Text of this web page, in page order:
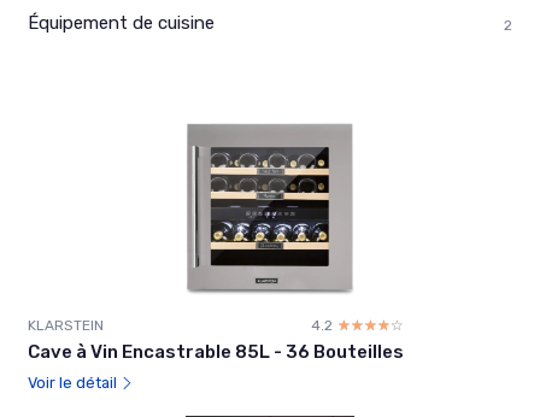
Équipement de cuisine 2
KLARSTEIN 4.2 ☆☆☆☆☆
★★★★★
Cave à Vin Encastrable 85L - 36 Bouteilles
Voir le détail